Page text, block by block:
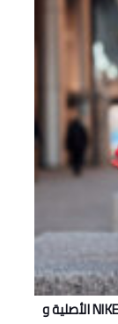
10طرق لمعرفة الفرق بين أحذية NIKE MAROC اﻷصلية و